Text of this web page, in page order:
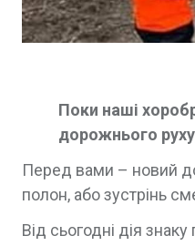
Поки наші
дорожнього
Перед вами – новий
полон, або зустрінь
Від сьогодні дія